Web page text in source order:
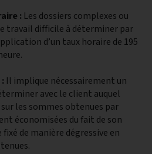
: Les dossiers complexes ou
travail difficile à déterminer par
d’un taux horaire de 195
Il implique nécessairement un
avec le client auquel
les sommes obtenues par
économisées du fait de son
de manière dégressive en